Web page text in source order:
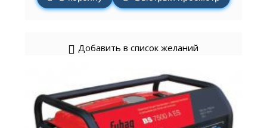
Добавить в список желаний